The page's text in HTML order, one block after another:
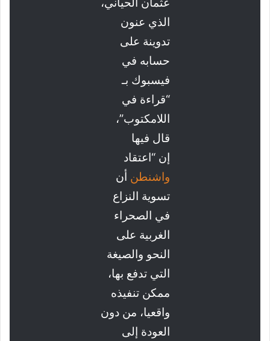
الذي عنون
تدوينة على
حسابه في
فيسبوك بـ
“قراءة في
اللامكتوب”،
قال فيها
إن “اعتقاد
واشنطن أن
تسوية النزاع
في الصحراء
الغربية على
النحو والصيغة
التي تدفع بها،
ممكن تنفيذه
واقعيا، من دون
العودة إلى